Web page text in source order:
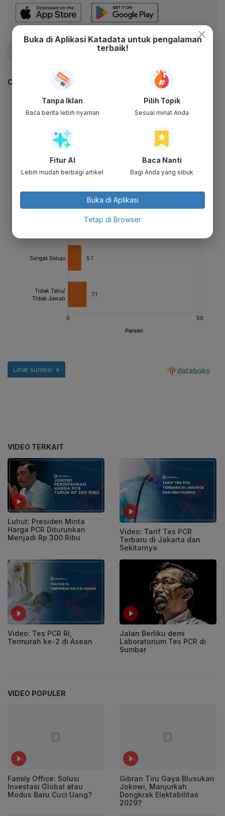
#harga tes pcr #Tes PCR dan Antigen
CEK JUGA DATA INI
VIDEO TERKAIT
Luhut: Presiden Minta
Harga PCR Diturunkan
Menjadi Rp 300 Ribu
Video: Tarif Tes PCR
Terbaru di Jakarta dan
Sekitarnya
Video: Tes PCR RI,
Termurah ke-2 di Asean
Jalan Berliku demi
Laboratorium Tes PCR di
Sumbar
VIDEO POPULER
Family Office: Solusi
Investasi Global atau
Modus Baru Cuci Uang?
Gibran Tiru Gaya Blusukan
Jokowi, Manjurkah
Dongkrak Elektabilitas
2029?
×
Buka di Aplikasi Katadata untuk pengalaman
terbaik!
Tanpa Iklan
Baca berita lebih nyaman
Pilih Topik
Sesuai minat Anda
Fitur AI
Lebih mudah berbagi artikel
Baca Nanti
Bagi Anda yang sibuk
Buka di Aplikasi
Tetap di Browser